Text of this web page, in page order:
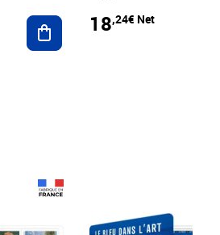
Ajouter au panier
18,24€ Net